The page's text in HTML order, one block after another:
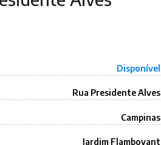
Disponível
Rua Presidente Alves
Campinas
Jardim Flamboyant